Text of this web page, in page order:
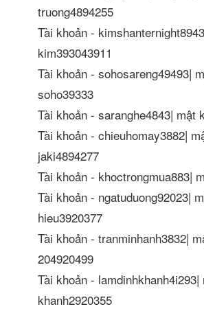
truong4894255
Tài khoản -
kim393043911
Tài khoản - sohosareng49493|
soho39333
Tài khoản - saranghe4843| mật
Tài khoản - chieuhomay3882|
jaki4894277
Tài khoản - khoctrongmua883|
Tài khoản - ngatuduong92023|
hieu3920377
Tài khoản - tranminhanh3832|
204920499
Tài khoản - lamdinhkhanh4i293|
khanh2920355